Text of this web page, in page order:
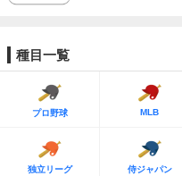
種目一覧
プロ野球 MLB
独立リーグ 侍ジャパン